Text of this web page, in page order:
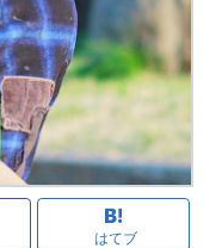
はてブ